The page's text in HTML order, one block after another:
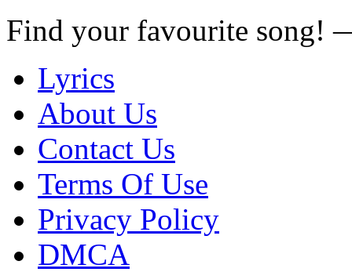
Find your favourite song!
Lyrics
About Us
Contact Us
Terms Of Use
Privacy Policy
DMCA